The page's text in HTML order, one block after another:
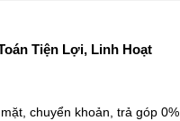
Tiện Lợi, Linh Hoạt
chuyển khoản, trả góp 0%